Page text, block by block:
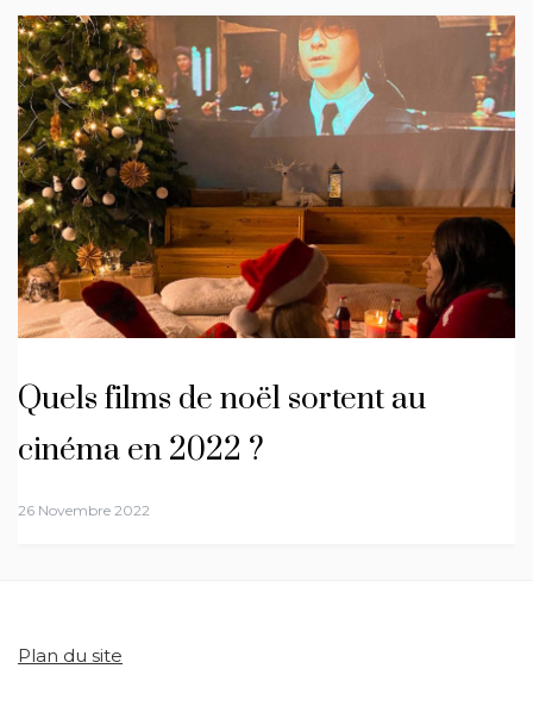
Quels films de noël sortent au
cinéma en 2022 ?
26 Novembre 2022
Plan du site